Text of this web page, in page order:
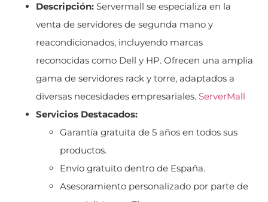
Descripción: Servermall se especializa en la
venta de servidores de segunda mano y
reacondicionados, incluyendo marcas
reconocidas como Dell y HP. Ofrecen una amplia
gama de servidores rack y torre, adaptados a
diversas necesidades empresariales. ServerMall
Servicios Destacados:
Garantía gratuita de 5 años en todos sus
productos.
Envío gratuito dentro de España.
Asesoramiento personalizado por parte de